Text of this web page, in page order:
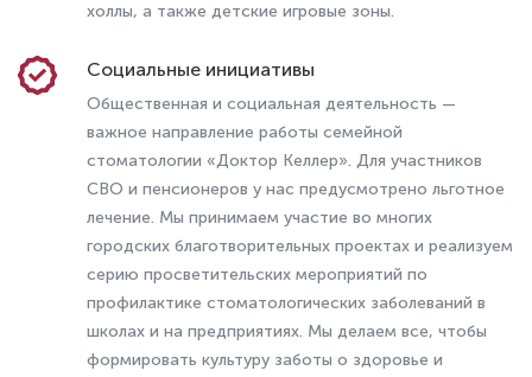
Обточка зубов под виниры: как
проходит подготовка и что нужно
знать пациенту
холлы, а также детские игровые зоны.
Социальные инициативы
Общественная и социальная деятельность —
важное направление работы семейной
стоматологии «Доктор Келлер». Для участников
СВО и пенсионеров у нас предусмотрено льготное
лечение. Мы принимаем участие во многих
городских благотворительных проектах и реализуем
серию просветительских мероприятий по
профилактике стоматологических заболеваний в
школах и на предприятиях. Мы делаем все, чтобы
формировать культуру заботы о здоровье и